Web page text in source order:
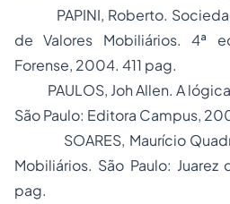
PAPINI, Roberto.
de Valores Mobiliários. 4ª
Forense, 2004. 411 pag.
PAULOS, Joh Allen. A
São Paulo: Editora Campus,
SOARES, Maurício
Mobiliários. São Paulo:
pag.